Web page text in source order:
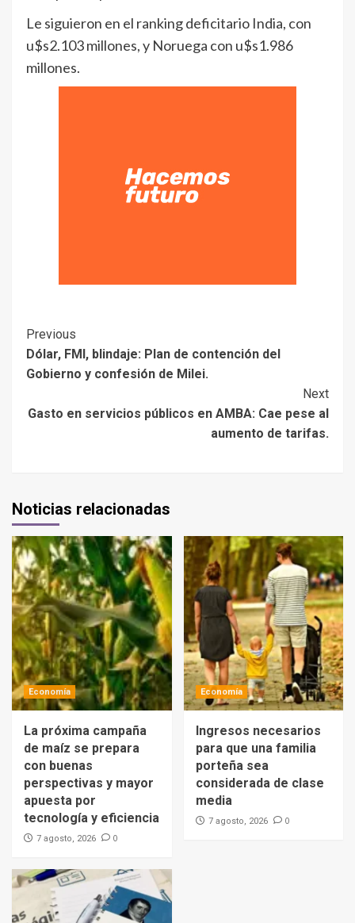
Le siguieron en el ranking deficitario India, con
u$s2.103 millones, y Noruega con u$s1.986
millones.
Previous
Dólar, FMI, blindaje: Plan de contención del
Gobierno y confesión de Milei.
Next
Gasto en servicios públicos en AMBA: Cae pese al
aumento de tarifas.
Noticias relacionadas
Economía
La próxima campaña
de maíz se prepara
con buenas
perspectivas y mayor
apuesta por
tecnología y eficiencia
7 agosto, 2026 0
Economía
Ingresos necesarios
para que una familia
porteña sea
considerada de clase
media
7 agosto, 2026 0